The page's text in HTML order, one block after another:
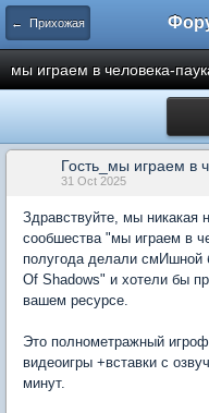
← Прихожая
мы играем в человека-
Гость_мы играем в
31 Oct 2025
Здравствуйте, мы никакая
сообшества "мы играем в
полугода делали смИшной
Of Shadows" и хотели бы
вашем ресурсе.
Это полнометражный
видеоигры +вставки с
минут.